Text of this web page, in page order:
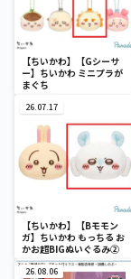
【ちいかわ】【Gシーサ
ー】ちいかわ ミニプラが
まぐち
26.07.17
【ちいかわ】【Bモモン
ガ】ちいかわ もっちる お
かお超BIGぬいぐるみ②
26.08.06